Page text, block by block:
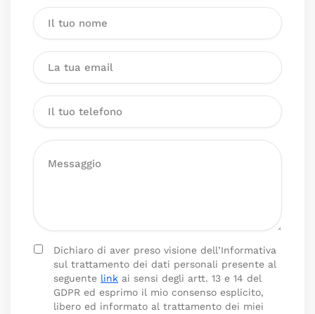
Dichiaro di aver preso visione dell’Informativa
sul trattamento dei dati personali presente al
seguente link ai sensi degli artt. 13 e 14 del
GDPR ed esprimo il mio consenso esplicito,
libero ed informato al trattamento dei miei